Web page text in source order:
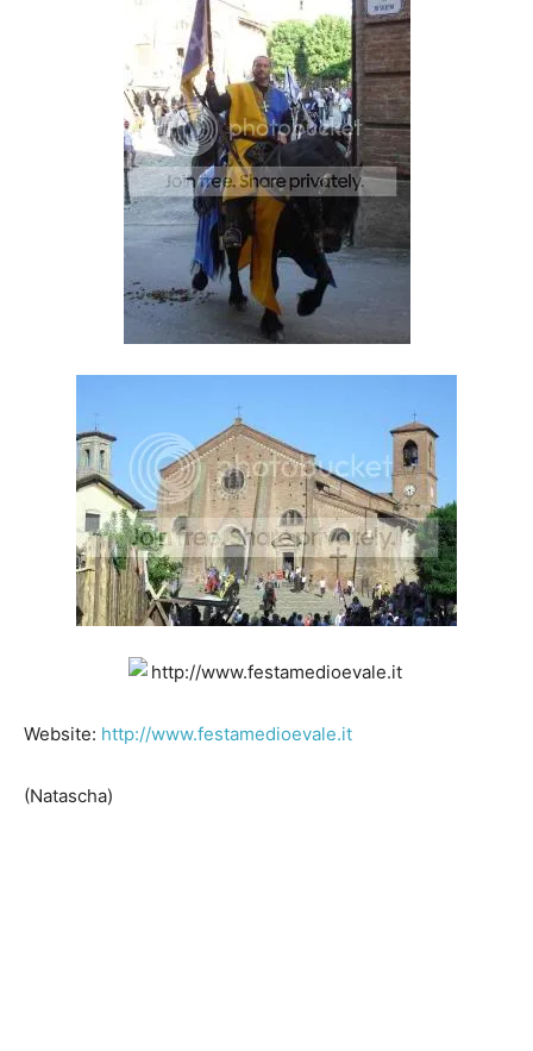
Website: http://www.festamedioevale.it
(Natascha)